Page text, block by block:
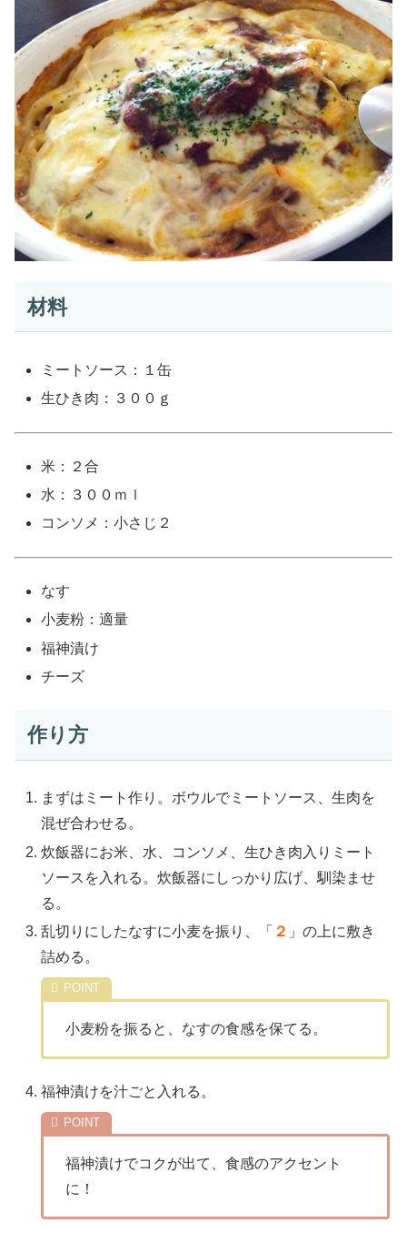
材料
ミートソース：１缶
生ひき肉：３００ｇ
米：２合
水：３００ｍｌ
コンソメ：小さじ２
なす
小麦粉：適量
福神漬け
チーズ
作り方
まずはミート作り。ボウルでミートソース、生肉を
混ぜ合わせる。
炊飯器にお米、水、コンソメ、生ひき肉入りミート
ソースを入れる。炊飯器にしっかり広げ、馴染ませ
る。
乱切りにしたなすに小麦を振り、「 ２ 」の上に敷き
詰める。
小麦粉を振ると、なすの食感を保てる。
福神漬けを汁ごと入れる。
福神漬けでコクが出て、食感のアクセント
に！